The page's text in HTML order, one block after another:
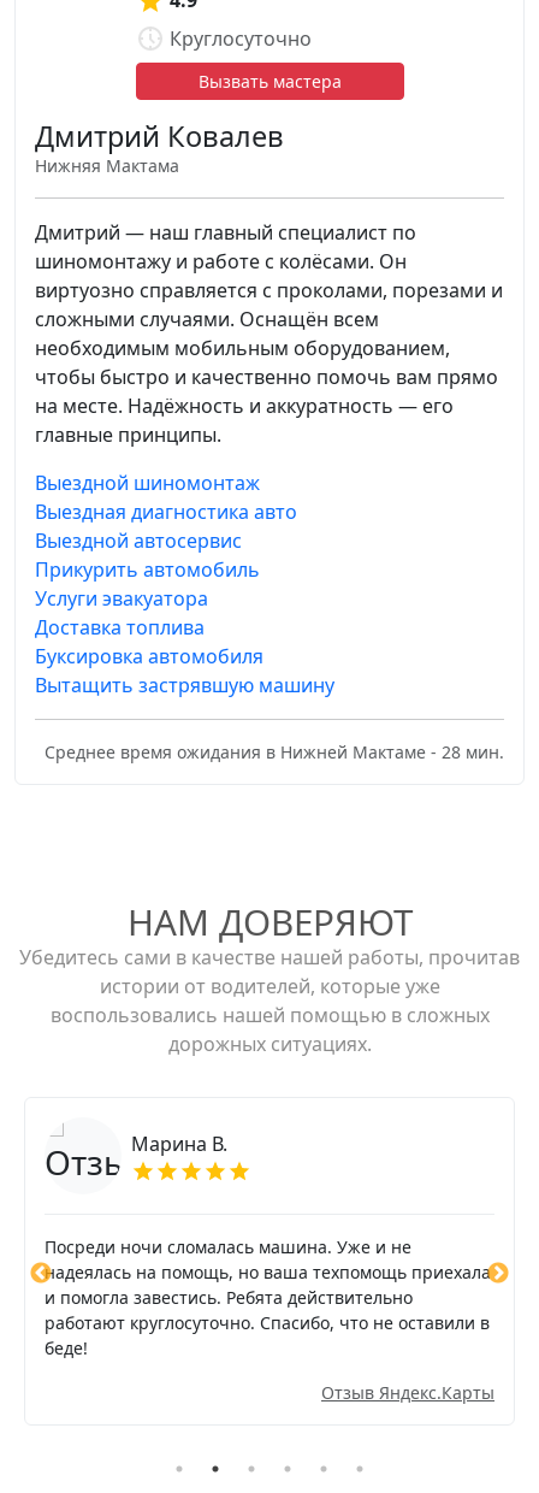
Круглосуточно
Вызвать мастера
Дмитрий Ковалев
Нижняя Мактама
Дмитрий — наш главный специалист по
шиномонтажу и работе с колёсами. Он
виртуозно справляется с проколами, порезами и
сложными случаями. Оснащён всем
необходимым мобильным оборудованием,
чтобы быстро и качественно помочь вам прямо
на месте. Надёжность и аккуратность — его
главные принципы.
Выездной шиномонтаж
Выездная диагностика авто
Выездной автосервис
Прикурить автомобиль
Услуги эвакуатора
Доставка топлива
Буксировка автомобиля
Вытащить застрявшую машину
Среднее время ожидания в Нижней Мактаме - 28 мин.
НАМ ДОВЕРЯЮТ
Убедитесь сами в качестве нашей работы, прочитав
истории от водителей, которые уже
воспользовались нашей помощью в сложных
дорожных ситуациях.
Марина В.
Посреди ночи сломалась машина. Уже и не
надеялась на помощь, но ваша техпомощь приехала
и помогла завестись. Ребята действительно
работают круглосуточно. Спасибо, что не оставили в
беде!
Отзыв Яндекс.Карты